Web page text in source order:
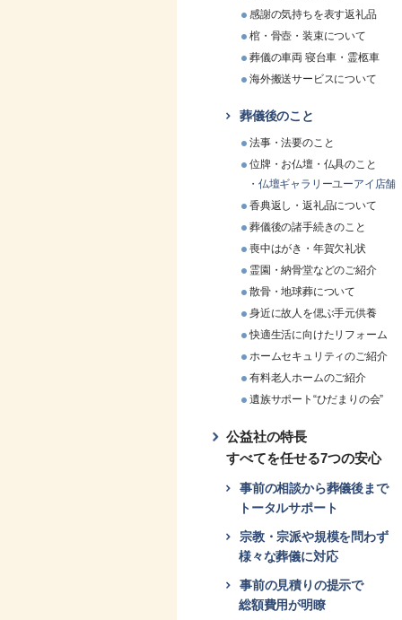
感謝の気持ちを表す返礼品
棺・骨壺・装束について
葬儀の車両 寝台車・霊柩車
海外搬送サービスについて
葬儀後のこと
法事・法要のこと
位牌・お仏壇・仏具のこと
仏壇ギャラリーユーアイ店舗
香典返し・返礼品について
葬儀後の諸手続きのこと
喪中はがき・年賀欠礼状
霊園・納骨堂などのご紹介
散骨・地球葬について
身近に故人を偲ぶ手元供養
快適生活に向けたリフォーム
ホームセキュリティのご紹介
有料老人ホームのご紹介
遺族サポート“ひだまりの会”
公益社の特長
すべてを任せる7つの安心
事前の相談から葬儀後まで
トータルサポート
宗教・宗派や規模を問わず
様々な葬儀に対応
事前の見積りの提示で
総額費用が明瞭